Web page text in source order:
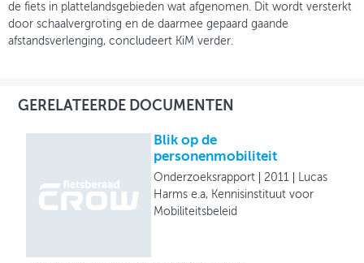
de fiets in plattelandsgebieden wat afgenomen. Dit wordt versterkt
door schaalvergroting en de daarmee gepaard gaande
afstandsverlenging, concludeert KiM verder.
GERELATEERDE DOCUMENTEN
Blik op de
personenmobiliteit
Onderzoeksrapport 2011
Lucas
Harms e.a, Kennisinstituut voor
Mobiliteitsbeleid